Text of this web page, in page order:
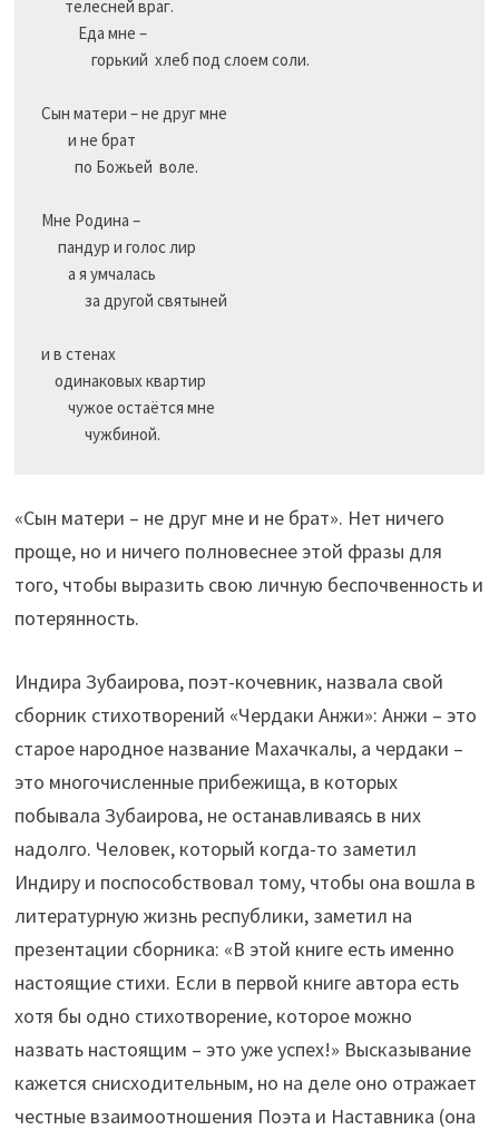
Сын матери – не друг мне
Мне Родина –
и в стенах
«Сын матери – не друг мне и не брат». Нет ничего
проще, но и ничего полновеснее этой фразы для
того, чтобы выразить свою личную беспочвенность и
потерянность.
Индира Зубаирова, поэт-кочевник, назвала свой
сборник стихотворений «Чердаки Анжи»: Анжи – это
старое народное название Махачкалы, а чердаки –
это многочисленные прибежища, в которых
побывала Зубаирова, не останавливаясь в них
надолго. Человек, который когда-то заметил
Индиру и поспособствовал тому, чтобы она вошла в
литературную жизнь республики, заметил на
презентации сборника: «В этой книге есть именно
настоящие стихи. Если в первой книге автора есть
хотя бы одно стихотворение, которое можно
назвать настоящим – это уже успех!» Высказывание
кажется снисходительным, но на деле оно отражает
честные взаимоотношения Поэта и Наставника (она